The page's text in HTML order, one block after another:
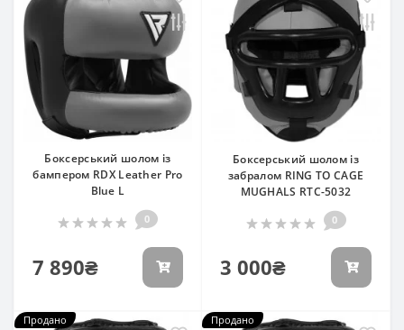
Боксерський шолом із
бампером RDX Leather Pro
Blue L
0
7 890₴
Боксерський шолом із
забралом RING TO CAGE
MUGHALS RTC-5032
0
3 000₴
Продано Продано